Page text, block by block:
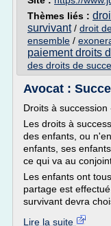
Thèmes liés :
survivant/ droit
ensemble /
paiement droits
des droits de
Avocat :
Droits à succession
Les droits à
des enfants, ou
enfants, ses
ce qui va au
Les enfants ont
partage est
survivant devra
Lire la suite